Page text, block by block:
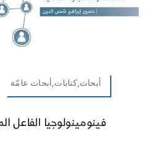
أبحاث,كتابات,أبحاث عامّة
فينومينولوجيا الفاعل